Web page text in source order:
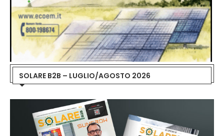
SOLARE B2B – LUGLIO/AGOSTO 2026